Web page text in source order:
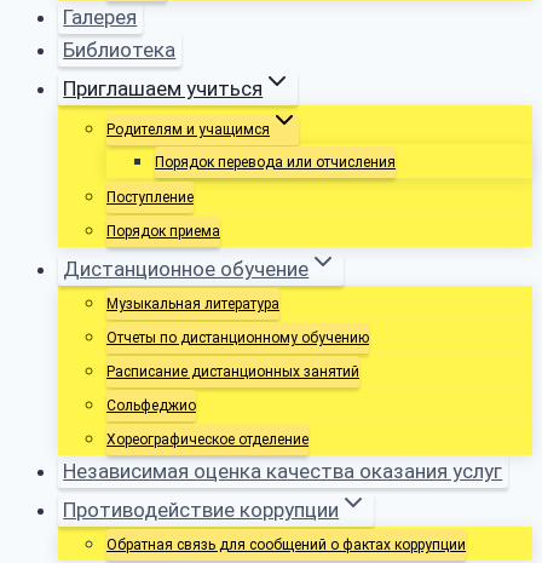
Галерея
Библиотека
Приглашаем учиться
Родителям и учащимся
Порядок перевода или отчисления
Поступление
Порядок приема
Дистанционное обучение
Музыкальная литература
Отчеты по дистанционному обучению
Расписание дистанционных занятий
Сольфеджио
Хореографическое отделение
Независимая оценка качества оказания услуг
Противодействие коррупции
Обратная связь для сообщений о фактах коррупции